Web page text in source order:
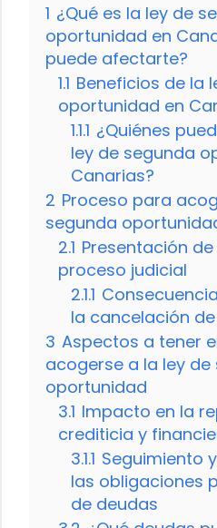
1 ¿Qué es la ley de
oportunidad en
puede afectarte?
1.1 Beneficios de la
oportunidad en
1.1.1 ¿Quiénes
ley de segunda
Canarias?
2 Proceso para
segunda
2.1 Presentación
proceso judicial
2.1.1
la cancelación
3 Aspectos a tener
acogerse a la ley de
oportunidad
3.1 Impacto en la
crediticia y
3.1.1 Seguimiento
las obligaciones
de deudas